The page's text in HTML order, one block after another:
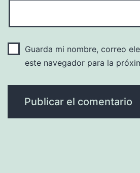
Guarda mi nombre, correo
este navegador para la